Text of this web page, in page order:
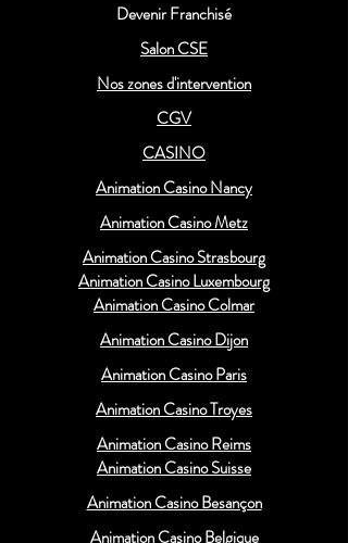
Devenir Franchisé
Salon CSE
Nos zones d'intervention
CGV
CASINO
Animation Casino Nancy
Animation Casino Metz
Animation Casino Strasbourg
Animation Casino Luxembourg
Animation Casino Colmar
Animation Casino Dijon
Animation Casino Paris
Animation Casino Troyes
Animation Casino Reims
Animation Casino Suisse
Animation Casino Besançon
Animation Casino Belgique